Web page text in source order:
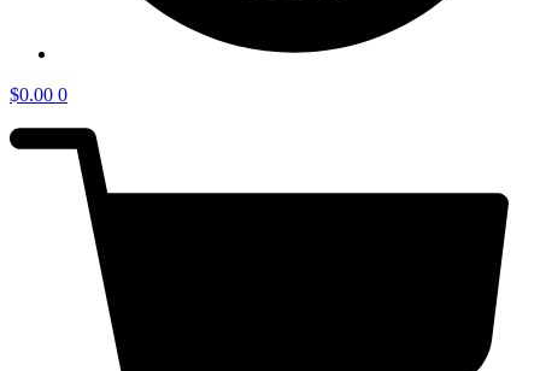
$0.00 0